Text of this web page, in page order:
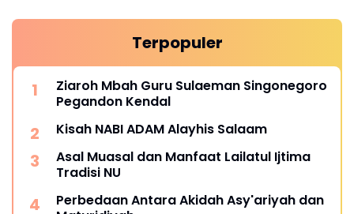
Terpopuler
Ziaroh Mbah Guru Sulaeman Singonegoro
Pegandon Kendal
Kisah NABI ADAM Alayhis Salaam
Asal Muasal dan Manfaat Lailatul Ijtima
Tradisi NU
Perbedaan Antara Akidah Asy'ariyah dan